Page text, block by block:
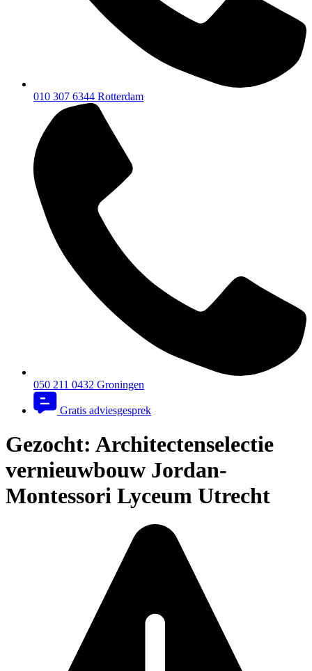
010 307 6344 Rotterdam
050 211 0432 Groningen
Gratis adviesgesprek
Gezocht: Architectenselectie
vernieuwbouw Jordan-
Montessori Lyceum Utrecht